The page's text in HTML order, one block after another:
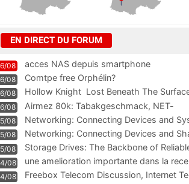
EN DIRECT DU FORUM
08 acces NAS depuis smartphone
08 Comtpe free Orphélin?
08 Hollow Knight  Lost Beneath The
08
Airmez 80k: Tabakgeschmack, NET-
Technologie und Leistung im
08 Networking: Connecting Devices and
08
Networking: Connecting Devices and
Information
08
Storage Drives: The Backbone of
Management
08
une amelioration importante dans la
WIFI
08
Freebox Telecom Discussion, Internet